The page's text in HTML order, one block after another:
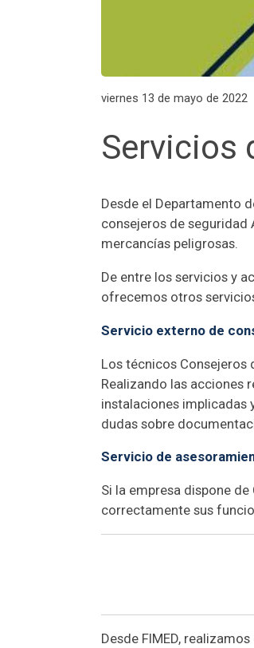
viernes 13 de mayo de 2022
Servicios
Desde el Departamento
consejeros de seguridad
mercancías peligrosas.
De entre los servicios y
ofrecemos otros
Servicio externo de
Los técnicos Consejeros
Realizando las acciones
instalaciones implicadas
dudas sobre
Servicio de
Si la empresa dispone
correctamente sus
Desde FIMED, realizamos